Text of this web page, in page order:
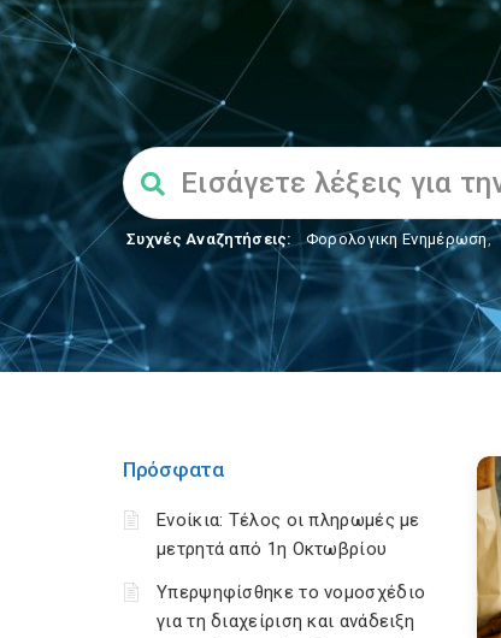
Συχνές Αναζητήσεις: Φορολογικη Ενημέρωση,
Πρόσφατα
Ενοίκια: Τέλος οι πληρωμές με
μετρητά από 1η Οκτωβρίου
Υπερψηφίσθηκε το νομοσχέδιο
για τη διαχείριση και ανάδειξη